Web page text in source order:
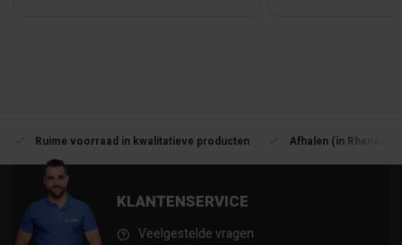
Ruime voorraad in kwalitatieve producten Afhalen (in Rhenen)
KLANTENSERVICE
Veelgestelde vragen